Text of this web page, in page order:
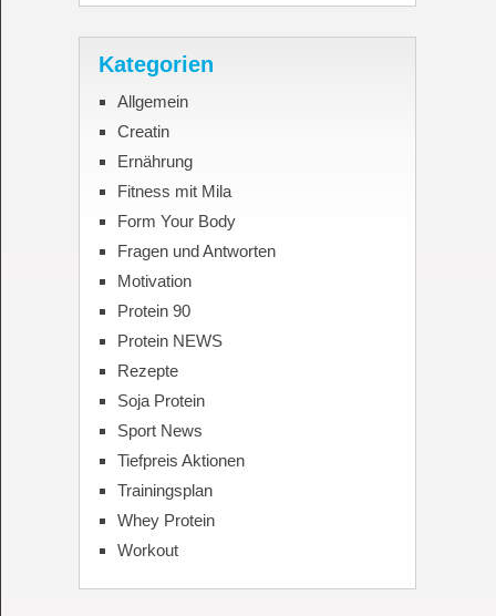
Kategorien
Allgemein
Creatin
Ernährung
Fitness mit Mila
Form Your Body
Fragen und Antworten
Motivation
Protein 90
Protein NEWS
Rezepte
Soja Protein
Sport News
Tiefpreis Aktionen
Trainingsplan
Whey Protein
Workout